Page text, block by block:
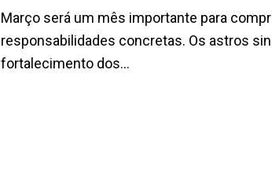
Março será um mês importante para
responsabilidades concretas. Os astros
fortalecimento dos...